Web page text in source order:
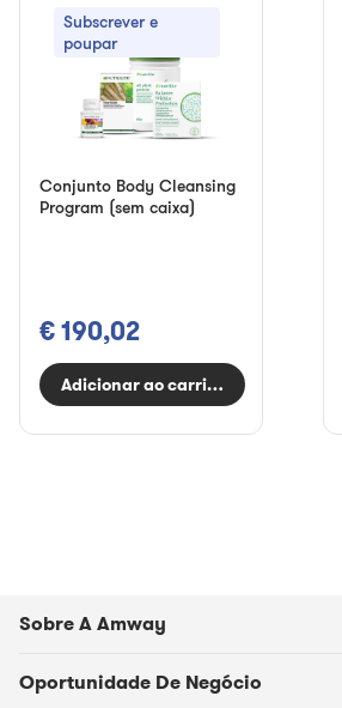
Subscrever e
poupar
Conjunto Body Cleansing
Program (sem caixa)
€ 190,02
Adicionar ao carrinho
Sobre A Amway
Oportunidade De Negócio